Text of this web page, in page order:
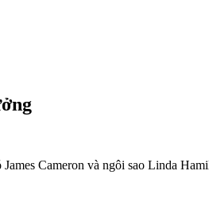
Cameron và ngôi sao Linda